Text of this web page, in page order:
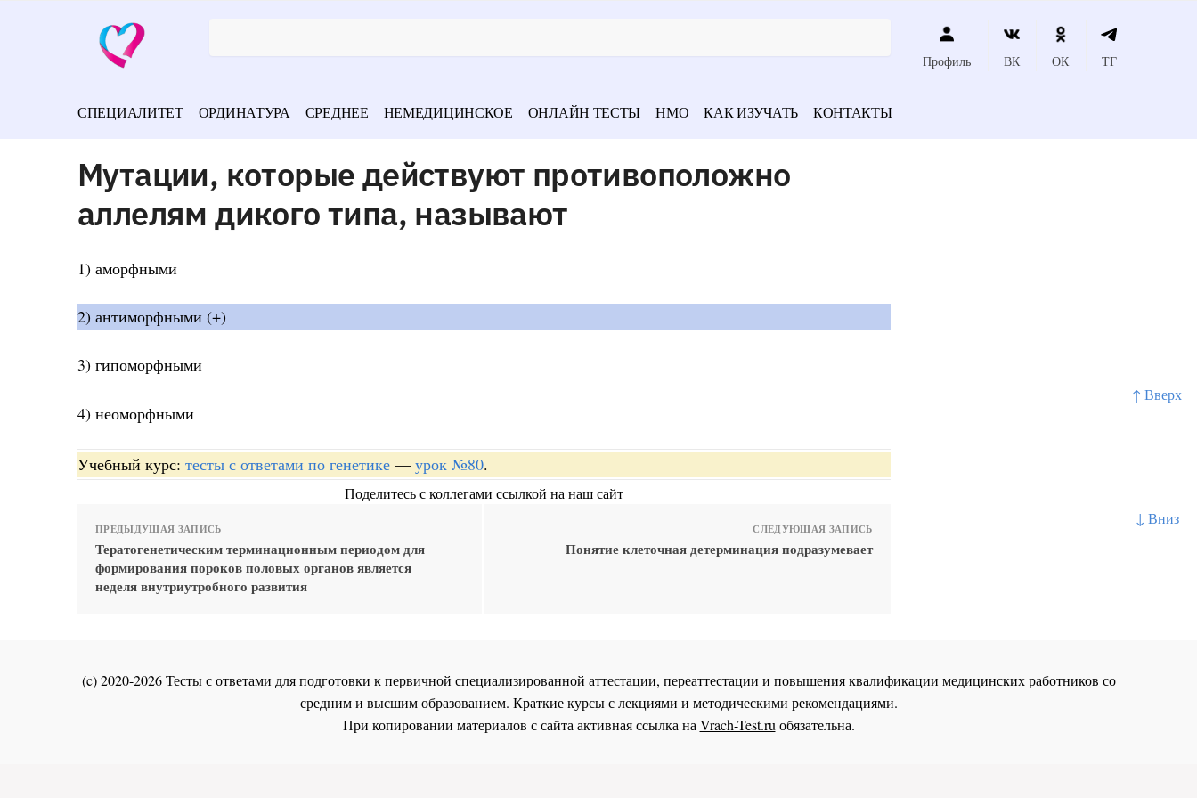
↑ Вверх
↓ Вниз
Профиль ВК ОК ТГ
СПЕЦИАЛИТЕТ ОРДИНАТУРА СРЕДНЕЕ НЕМЕДИЦИНСКОЕ ОНЛАЙН ТЕСТЫ НМО КАК ИЗУЧАТЬ КОНТАКТЫ
Мутации, которые действуют противоположно
аллелям дикого типа, называют
1) аморфными
2) антиморфными (+)
3) гипоморфными
4) неоморфными
Учебный курс: тесты с ответами по генетике — урок №80.
Поделитесь с коллегами ссылкой на наш сайт
ПРЕДЫДУЩАЯ ЗАПИСЬ
Тератогенетическим терминационным периодом для
формирования пороков половых органов является ___
неделя внутриутробного развития
СЛЕДУЮЩАЯ ЗАПИСЬ
Понятие клеточная детерминация подразумевает
(c) 2020-2026 Тесты с ответами для подготовки к первичной специализированной аттестации, переаттестации и повышения квалификации медицинских работников со
средним и высшим образованием. Краткие курсы с лекциями и методическими рекомендациями.
При копировании материалов с сайта активная ссылка наVrach-Test.ruобязательна.